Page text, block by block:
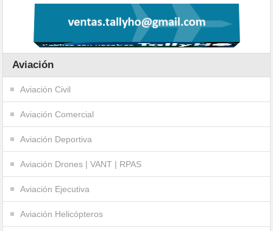
Aviación
Aviación Civil
Aviación Comercial
Aviación Deportiva
Aviación Drones | VANT | RPAS
Aviación Ejecutiva
Aviación Helicópteros